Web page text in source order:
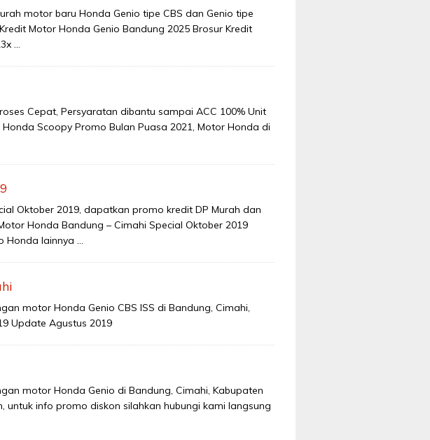
motor baru Honda Genio tipe CBS dan Genio tipe
Motor Honda Genio Bandung 2025 Brosur Kredit
…
Cepat, Persyaratan dibantu sampai ACC 100% Unit
Scoopy Promo Bulan Puasa 2021, Motor Honda di
Oktober 2019, dapatkan promo kredit DP Murah dan
Honda Bandung – Cimahi Special Oktober 2019
Honda lainnya …
motor Honda Genio CBS ISS di Bandung, Cimahi,
Update Agustus 2019
motor Honda Genio di Bandung, Cimahi, Kabupaten
info promo diskon silahkan hubungi kami langsung